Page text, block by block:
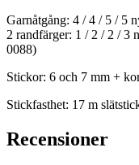
Garnåtgång: 4 / 4 / 5 / 5
2 randfärger: 1 / 2 / 2 / 3
0088)
Stickor: 6 och 7 mm +
Stickfasthet: 17 m
Recensioner